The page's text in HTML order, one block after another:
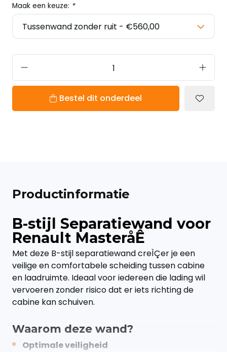
Maak een keuze: *
Bestel dit onderdeel
Productinformatie
B-stijl Separatiewand voor
Renault MasteråÊ
Met deze B-stijl separatiewand creÌÇer je een
veilige en comfortabele scheiding tussen cabine
en laadruimte. Ideaal voor iedereen die lading wil
vervoeren zonder risico dat er iets richting de
cabine kan schuiven.
Waarom deze wand?
Optimale veiligheid